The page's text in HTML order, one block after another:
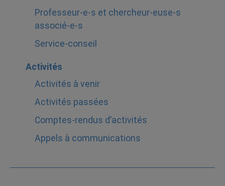
Professeur-e-s et chercheur-euse-s
associé-e-s
Service-conseil
Activités
Activités à venir
Activités passées
Comptes-rendus d’activités
Appels à communications